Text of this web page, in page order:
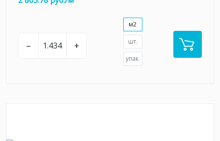
– +
м2
шт.
упак.